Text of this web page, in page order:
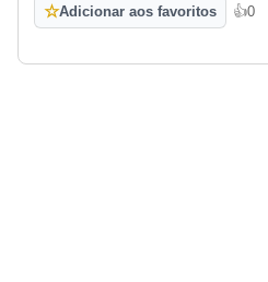
☆Adicionar aos favoritos 👍0
Gosto